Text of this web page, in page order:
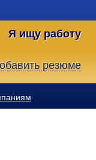
Я ищу работу
резюме